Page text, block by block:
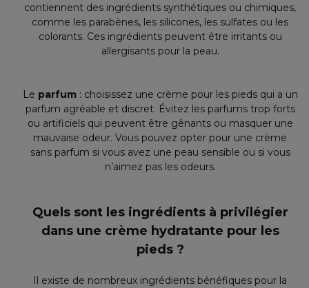
contiennent des ingrédients synthétiques ou chimiques,
comme les parabènes, les silicones, les sulfates ou les
colorants. Ces ingrédients peuvent être irritants ou
allergisants pour la peau.
Le parfum: choisissez une crème pour les pieds qui a un
parfum agréable et discret. Évitez les parfums trop forts
ou artificiels qui peuvent être gênants ou masquer une
mauvaise odeur. Vous pouvez opter pour une crème
sans parfum si vous avez une peau sensible ou si vous
n’aimez pas les odeurs.
Quels sont les ingrédients à privilégier
dans une crème hydratante pour les
pieds ?
Il existe de nombreux ingrédients bénéfiques pour la